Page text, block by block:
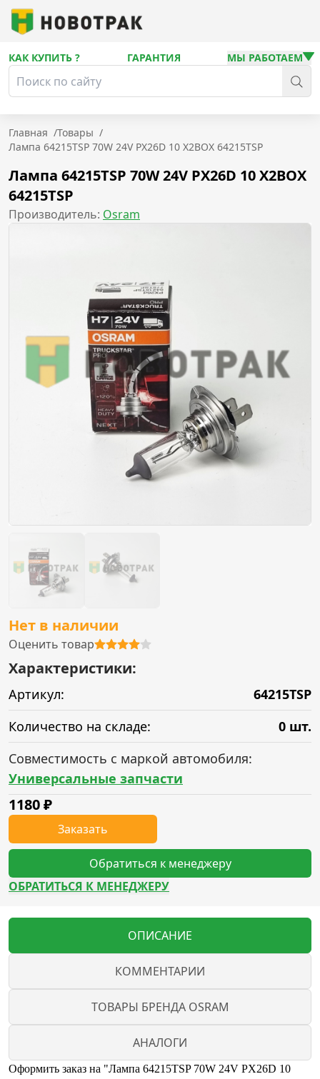
КАК КУПИТЬ ? ГАРАНТИЯ МЫ РАБОТАЕМ
Главная /Товары /
Лампа 64215TSP 70W 24V PX26D 10 X2BOX 64215TSP
Лампа 64215TSP 70W 24V PX26D 10 X2BOX
64215TSP
Производитель: Osram
Нет в наличии
Оценить товар
Характеристики:
Артикул:
64215TSP
Количество на складе:
0 шт.
Совместимость с маркой автомобиля:
Универсальные запчасти
1180₽
Заказать
Обратиться к менеджеру
ОБРАТИТЬСЯ К МЕНЕДЖЕРУ
ОПИСАНИЕ
КОММЕНТАРИИ
ТОВАРЫ БРЕНДА OSRAM
АНАЛОГИ
Оформить заказ на "Лампа 64215TSP 70W 24V PX26D 10